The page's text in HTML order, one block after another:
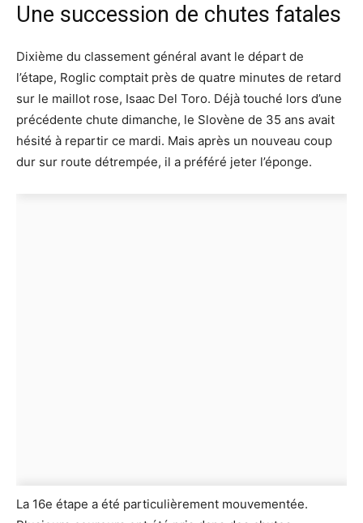
Une succession de chutes fatales
Dixième du classement général avant le départ de
l’étape, Roglic comptait près de quatre minutes de retard
sur le maillot rose, Isaac Del Toro. Déjà touché lors d’une
précédente chute dimanche, le Slovène de 35 ans avait
hésité à repartir ce mardi. Mais après un nouveau coup
dur sur route détrempée, il a préféré jeter l’éponge.
La 16e étape a été particulièrement mouvementée.